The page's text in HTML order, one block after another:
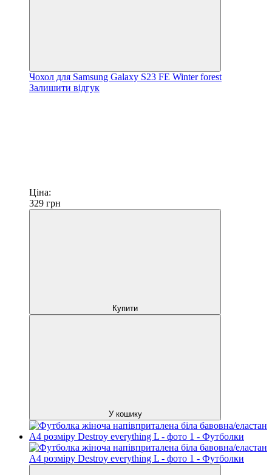
Чохол для Samsung Galaxy S23 FE Winter forest
Залишити відгук
Ціна:
329 грн
Купити
У кошику